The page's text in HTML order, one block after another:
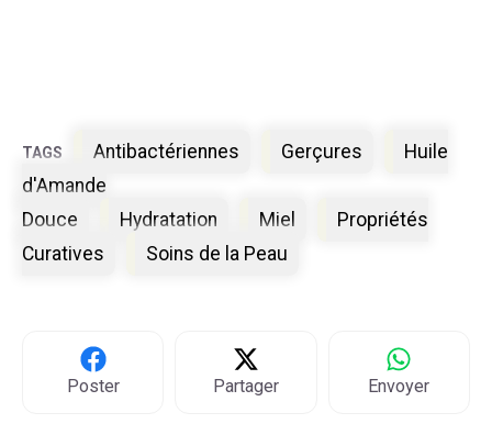
Étiquettes
Antibactériennes Gerçures
Huile
d'Amande
Douce
Hydratation Miel
Propriétés
Curatives
Soins de la Peau
Poster Partager Envoyer